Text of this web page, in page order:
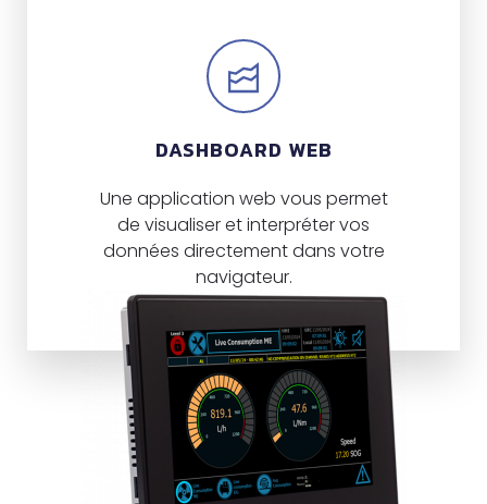
DASHBOARD WEB
Une application web vous permet
de visualiser et interpréter vos
données directement dans votre
navigateur.